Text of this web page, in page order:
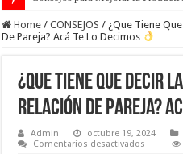
Home / CONSEJOS / ¿Que Tiene
De Pareja? Acá Te Lo Decimos
¿Que Tiene Que Decir
Relación De Pareja?
Admin octubre 19, 2024
Comentarios desactivados